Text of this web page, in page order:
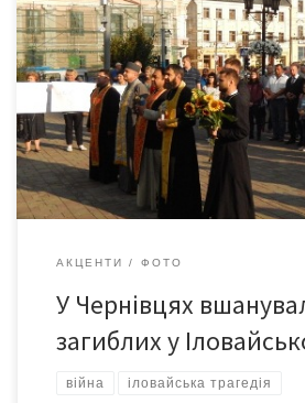
29 серпня на Центральній площі у
пам’яті загиблих у Іловайському котлі,
спогади про тих бійців, що не
2014 року, рівно 3 роки тому,
вихід з оточення під Іловайськом
Добровольчі батальйони
командування підкріплення. Однак, за
АКЦЕНТИ ФОТО
У Чернівцях
загиблих у
війна іловайська трагедія